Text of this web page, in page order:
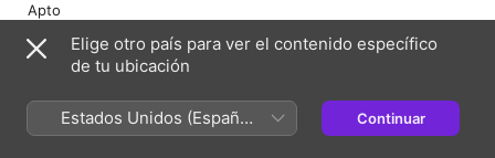
Apto
Copyright © 2026 Apple Inc.
Todos los derechos reservados.
Elige otro país para ver el contenido específico
de tu ubicación
Estados Unidos (Español
México)
Continuar